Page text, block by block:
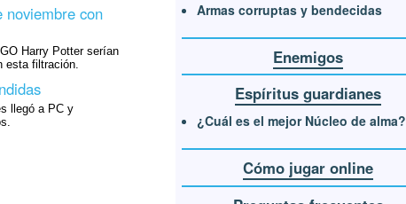
noviembre con
Harry Potter serían
esta filtración.
llegó a PC y
Armas corruptas y bendecidas
Enemigos
Espíritus guardianes
¿Cuál es el mejor Núcleo de alma?
Cómo jugar online